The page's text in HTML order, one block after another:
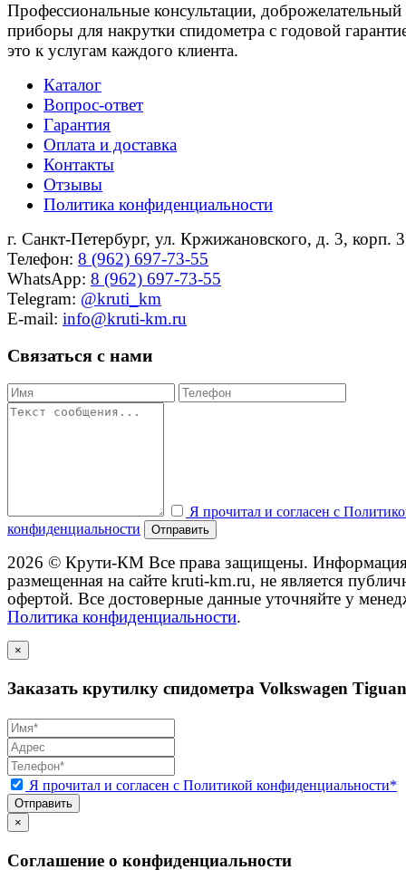
Профессиональные консультации, доброжелательный
приборы для накрутки спидометра с годовой
это к услугам каждого клиента.
Каталог
Вопрос-ответ
Гарантия
Оплата и доставка
Контакты
Отзывы
Политика конфиденциальности
г. Санкт-Петербург, ул. Кржижановского, д. 3, корп. 3
Телефон: 8 (962) 697-73-55
WhatsApp: 8 (962) 697-73-55
Telegram: @kruti_km
E-mail: info@kruti-km.ru
Связаться с нами
Я прочитал и согласен с
конфиденциальности
Отправить
2026 © Крути-КМ Все права защищены.
размещенная на сайте kruti-km.ru, не является
офертой. Все достоверные данные уточняйте у
Политика конфиденциальности.
×
Заказать крутилку спидометра Volkswagen Tiguan
Я прочитал и согласен с Политикой конфиденциальности*
Отправить
×
Соглашение о конфиденциальности